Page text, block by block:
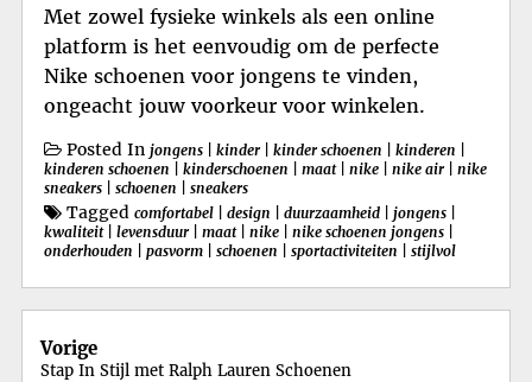
Met zowel fysieke winkels als een online
platform is het eenvoudig om de perfecte
Nike schoenen voor jongens te vinden,
ongeacht jouw voorkeur voor winkelen.
Posted In jongens kinder kinder schoenen kinderen
kinderen schoenen
kinderschoenen maat| nike nike air
nike
sneakers
schoenen sneakers
Tagged comfortabel design duurzaamheid jongens
kwaliteit| levensduur maat| nike nike schoenen jongens
onderhouden
pasvorm schoenen sportactiviteiten stijlvol
Berichtnavigatie
Vorige
Stap In Stijl met Ralph Lauren Schoenen